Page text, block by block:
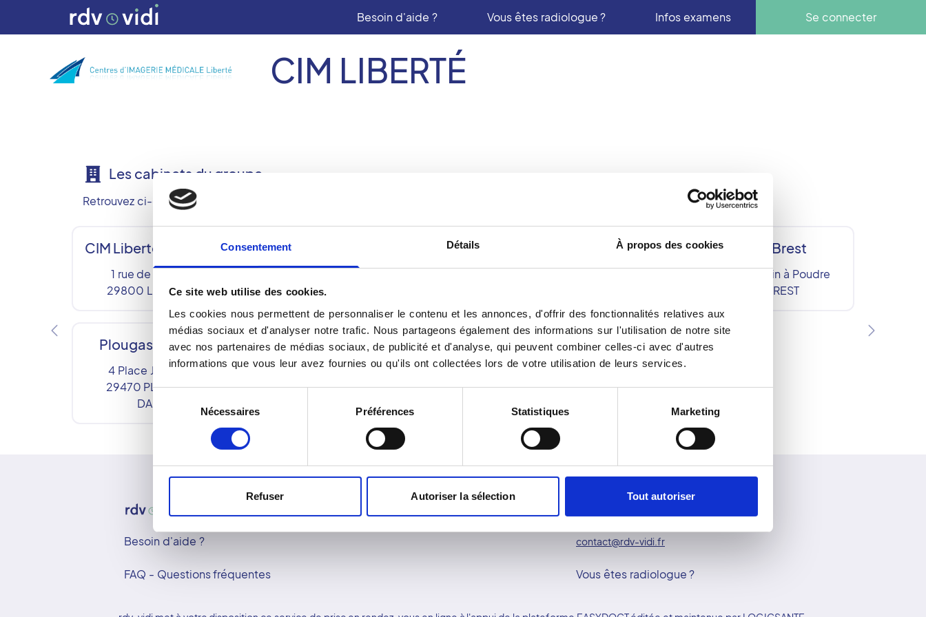
Consentement Détails À propos des cookies
Ce site web utilise des cookies.
Les cookies nous permettent de personnaliser le contenu et les annonces, d'offrir des fonctionnalités relatives aux
médias sociaux et d'analyser notre trafic. Nous partageons également des informations sur l'utilisation de notre site
avec nos partenaires de médias sociaux, de publicité et d'analyse, qui peuvent combiner celles-ci avec d'autres
informations que vous leur avez fournies ou qu'ils ont collectées lors de votre utilisation de leurs services.
Sélection
consentement
Nécessaires Préférences Statistiques Marketing
Refuser Autoriser la sélection Tout autoriser
Besoin d'aide ? Vous êtes radiologue ? Infos examens Se connecter
CIM LIBERTÉ
Les cabinets du groupe
Retrouvez ci-dessous nos 6 centres de radiologie :
CIM Liberte Landerneau
1 rue de Kergonidec
29800 LANDERNEAU
29260
Pasteur Brest
34 rue du Moulin à Poudre
BREST
Plougastel Daoulas
4 Place Jean Fournier
29470 PLOUGASTEL-
DAOULAS
Saint Renan
9 rue de Brest
29290SAINT-RENAN
Besoin d'aide ?
FAQ - Questions fréquentes
contact@rdv-vidi.fr
Vous êtes radiologue ?